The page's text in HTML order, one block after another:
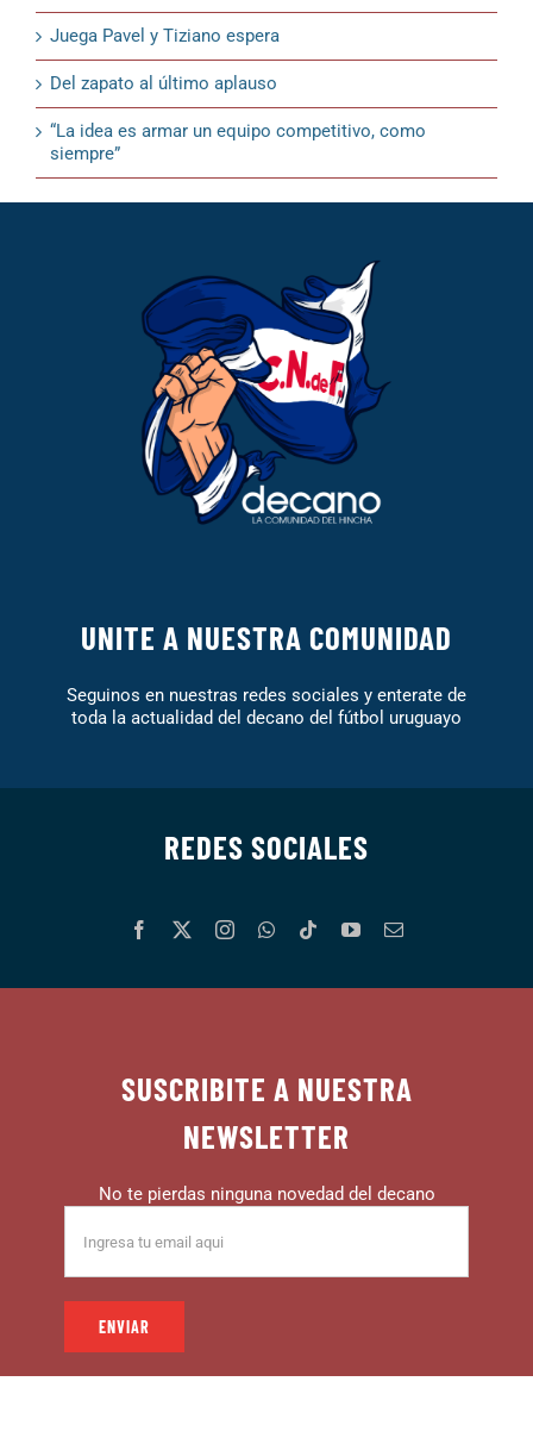
Juega Pavel y Tiziano espera
Del zapato al último aplauso
“La idea es armar un equipo competitivo, como
siempre”
UNITE A NUESTRA COMUNIDAD
Seguinos en nuestras redes sociales y enterate de
toda la actualidad del decano del fútbol uruguayo
REDES SOCIALES
SUSCRIBITE A NUESTRA
NEWSLETTER
No te pierdas ninguna novedad del decano